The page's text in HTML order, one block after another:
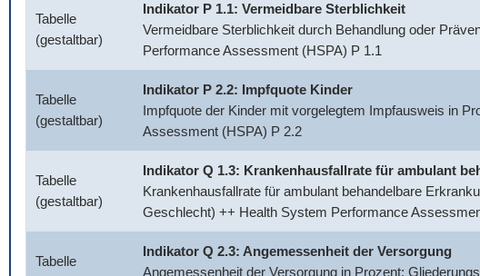
Tabelle
(gestaltbar)
Indikator P 1.1: Vermeidbare Sterblichkeit
Vermeidbare Sterblichkeit durch Behandlung oder
Performance Assessment (HSPA) P 1.1
Tabelle
(gestaltbar)
Indikator P 2.2: Impfquote Kinder
Impfquote der Kinder mit vorgelegtem Impfausweis in
Assessment (HSPA) P 2.2
Tabelle
(gestaltbar)
Indikator Q 1.3: Krankenhausfallrate für ambulant
Krankenhausfallrate für ambulant behandelbare
Geschlecht) ++ Health System Performance
Tabelle
Indikator Q 2.3: Angemessenheit der Versorgung
Angemessenheit der Versorgung in Prozent: